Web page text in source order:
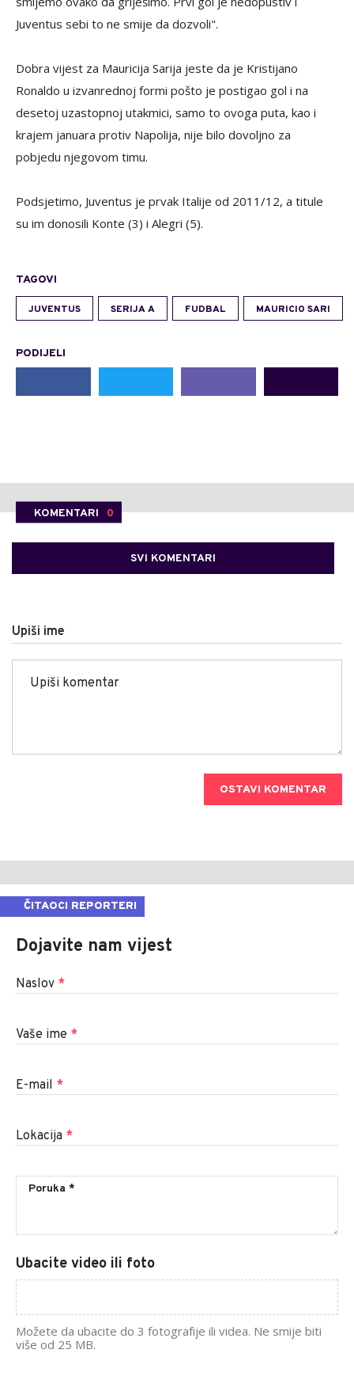
Juventus sebi to ne smije da dozvoli".
Dobra vijest za Mauricija Sarija jeste da je Kristijano
Ronaldo u izvanrednoj formi pošto je postigao gol i na
desetoj uzastopnoj utakmici, samo to ovoga puta, kao i
krajem januara protiv Napolija, nije bilo dovoljno za
pobjedu njegovom timu.
Podsjetimo, Juventus je prvak Italije od 2011/12, a titule
su im donosili Konte (3) i Alegri (5).
TAGOVI
JUVENTUS SERIJA A FUDBAL MAURICIO SARI
PODIJELI
KOMENTARI 0
SVI KOMENTARI
Upiši ime
OSTAVI KOMENTAR
ČITAOCI REPORTERI
Dojavite nam vijest
Naslov *
Vaše ime *
E-mail *
Lokacija *
Ubacite video ili foto
Možete da ubacite do 3 fotografije ili videa. Ne smije biti
više od 25 MB.